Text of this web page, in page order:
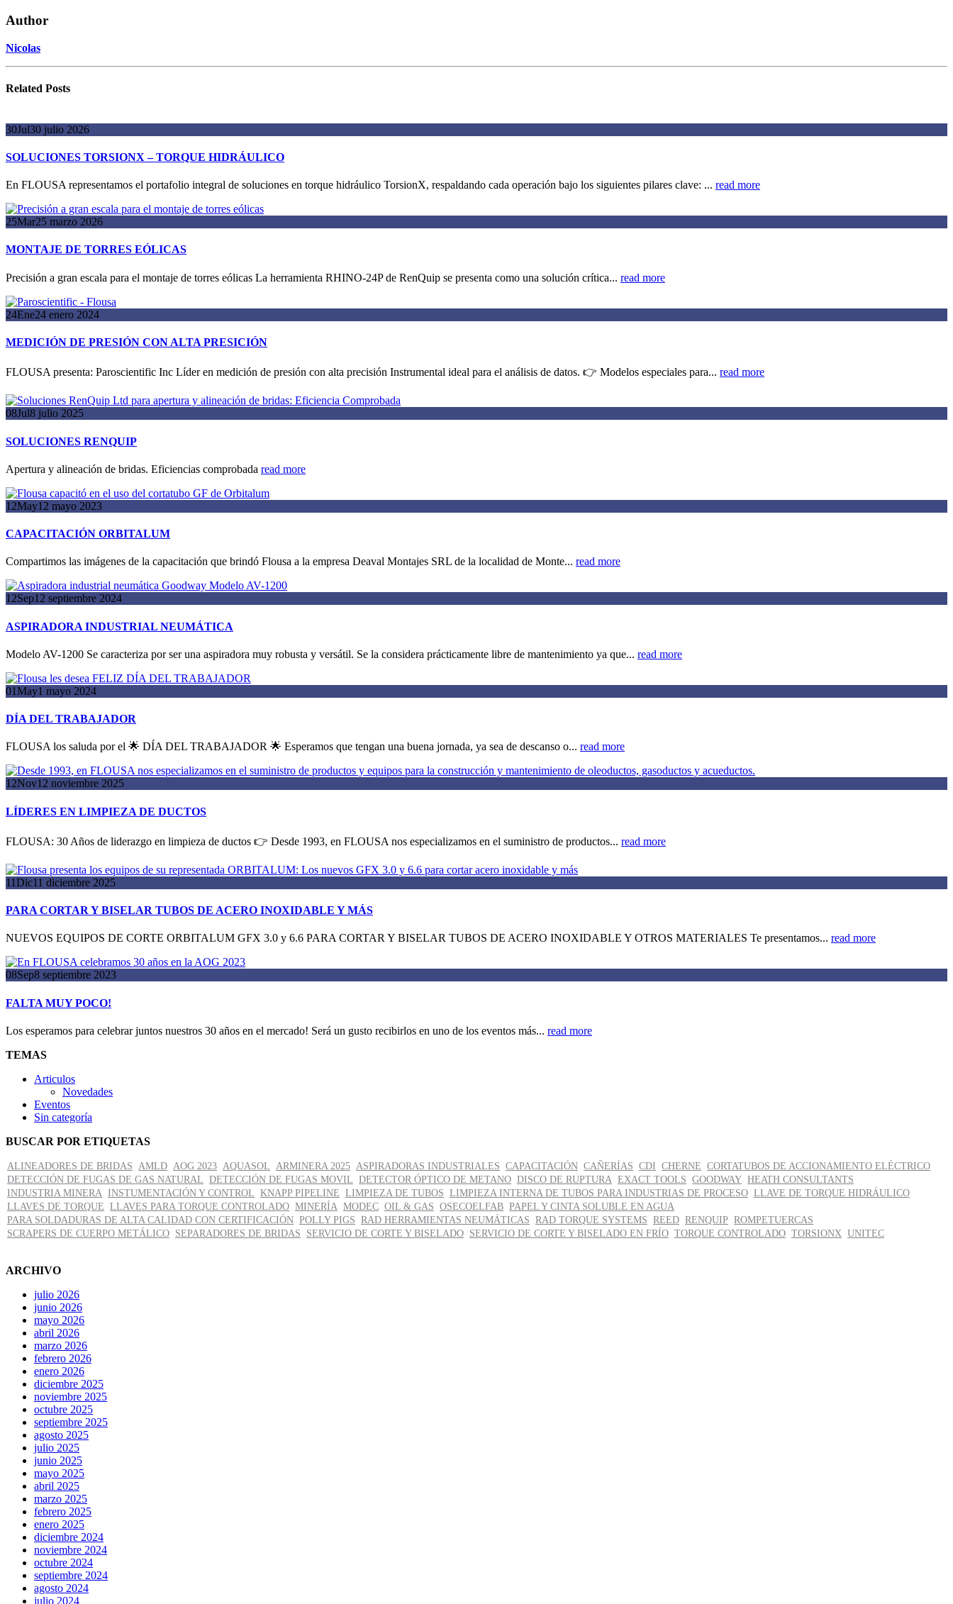
Author
Nicolas
Related Posts
30Jul30 julio 2026
SOLUCIONES TORSIONX – TORQUE HIDRÁULICO
En FLOUSA representamos el portafolio integral de soluciones en torque hidráulico TorsionX, respaldando cada operación bajo los siguientes pilares clave: ... read more
25Mar25 marzo 2026
MONTAJE DE TORRES EÓLICAS
Precisión a gran escala para el montaje de torres eólicas La herramienta RHINO-24P de RenQuip se presenta como una solución crítica... read more
24Ene24 enero 2024
MEDICIÓN DE PRESIÓN CON ALTA PRESICIÓN
FLOUSA presenta: Paroscientific Inc Líder en medición de presión con alta precisión Instrumental ideal para el análisis de datos. 👉 Modelos especiales para... read more
08Jul8 julio 2025
SOLUCIONES RENQUIP
Apertura y alineación de bridas. Eficiencias comprobada read more
12May12 mayo 2023
CAPACITACIÓN ORBITALUM
Compartimos las imágenes de la capacitación que brindó Flousa a la empresa Deaval Montajes SRL de la localidad de Monte... read more
12Sep12 septiembre 2024
ASPIRADORA INDUSTRIAL NEUMÁTICA
Modelo AV-1200 Se caracteriza por ser una aspiradora muy robusta y versátil. Se la considera prácticamente libre de mantenimiento ya que... read more
01May1 mayo 2024
DÍA DEL TRABAJADOR
FLOUSA los saluda por el 🌟 DÍA DEL TRABAJADOR 🌟 Esperamos que tengan una buena jornada, ya sea de descanso o... read more
12Nov12 noviembre 2025
LÍDERES EN LIMPIEZA DE DUCTOS
FLOUSA: 30 Años de liderazgo en limpieza de ductos 👉 Desde 1993, en FLOUSA nos especializamos en el suministro de productos... read more
11Dic11 diciembre 2025
PARA CORTAR Y BISELAR TUBOS DE ACERO INOXIDABLE Y MÁS
NUEVOS EQUIPOS DE CORTE ORBITALUM GFX 3.0 y 6.6 PARA CORTAR Y BISELAR TUBOS DE ACERO INOXIDABLE Y OTROS MATERIALES Te presentamos... read more
08Sep8 septiembre 2023
FALTA MUY POCO!
Los esperamos para celebrar juntos nuestros 30 años en el mercado! Será un gusto recibirlos en uno de los eventos más... read more
TEMAS
Articulos
Novedades
Eventos
Sin categoría
BUSCAR POR ETIQUETAS
ALINEADORES DE BRIDAS AMLD AOG 2023 AQUASOL ARMINERA 2025 ASPIRADORAS INDUSTRIALES CAPACITACIÓN CAÑERÍAS CDI CHERNE CORTATUBOS DE ACCIONAMIENTO ELÉCTRICO
DETECCIÓN DE FUGAS DE GAS NATURAL DETECCIÓN DE FUGAS MOVIL DETECTOR ÓPTICO DE METANO DISCO DE RUPTURA EXACT TOOLS GOODWAY HEATH CONSULTANTS
INDUSTRIA MINERA INSTUMENTACIÓN Y CONTROL KNAPP PIPELINE LIMPIEZA DE TUBOS LIMPIEZA INTERNA DE TUBOS PARA INDUSTRIAS DE PROCESO LLAVE DE TORQUE HIDRÁULICO
LLAVES DE TORQUE LLAVES PARA TORQUE CONTROLADO MINERÍA MODEC OIL & GAS OSECOELFAB PAPEL Y CINTA SOLUBLE EN AGUA
PARA SOLDADURAS DE ALTA CALIDAD CON CERTIFICACIÓN POLLY PIGS RAD HERRAMIENTAS NEUMÁTICAS RAD TORQUE SYSTEMS REED RENQUIP ROMPETUERCAS
SCRAPERS DE CUERPO METÁLICO SEPARADORES DE BRIDAS SERVICIO DE CORTE Y BISELADO SERVICIO DE CORTE Y BISELADO EN FRÍO TORQUE CONTROLADO TORSIONX UNITEC
ARCHIVO
julio 2026
junio 2026
mayo 2026
abril 2026
marzo 2026
febrero 2026
enero 2026
diciembre 2025
noviembre 2025
octubre 2025
septiembre 2025
agosto 2025
julio 2025
junio 2025
mayo 2025
abril 2025
marzo 2025
febrero 2025
enero 2025
diciembre 2024
noviembre 2024
octubre 2024
septiembre 2024
agosto 2024
julio 2024